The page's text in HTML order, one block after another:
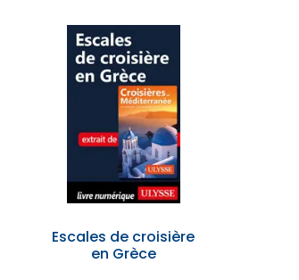
Escales de croisière
en Grèce